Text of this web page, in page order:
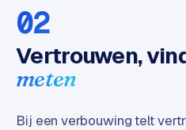
o
c
a
l
e
02
Vertrouwen,
meten
Bij een verbouwing telt